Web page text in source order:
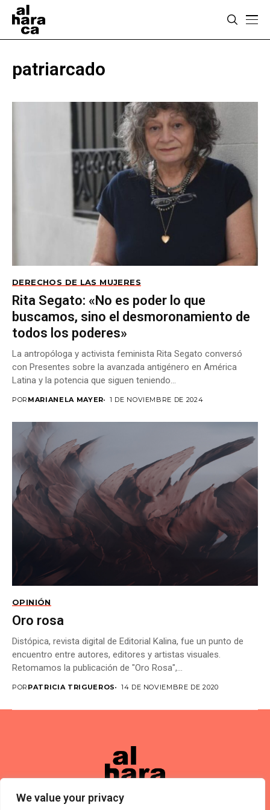
We value your privacy
patriarcado
DERECHOS DE LAS MUJERES
Rita Segato: «No es poder lo que
buscamos, sino el desmoronamiento de
todos los poderes»
La antropóloga y activista feminista Rita Segato conversó
con Presentes sobre la avanzada antigénero en América
Latina y la potencia que siguen teniendo...
POR MARIANELA MAYER 1 DE NOVIEMBRE DE 2024
OPINIÓN
Oro rosa
Distópica, revista digital de Editorial Kalina, fue un punto de
encuentro entre autores, editores y artistas visuales.
Retomamos la publicación de "Oro Rosa",...
POR PATRICIA TRIGUEROS 14 DE NOVIEMBRE DE 2020